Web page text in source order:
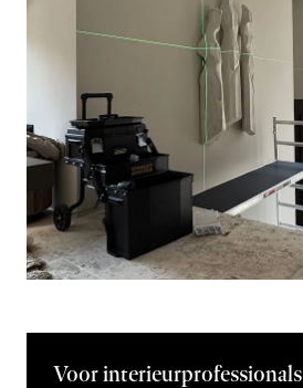
Voor interieurprofessionals